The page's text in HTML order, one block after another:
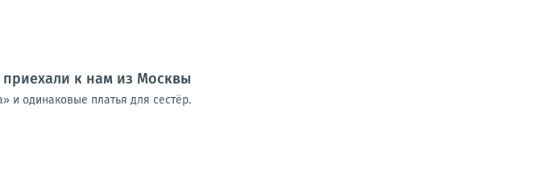
к нам из Москвы
и одинаковые платья для сестёр.